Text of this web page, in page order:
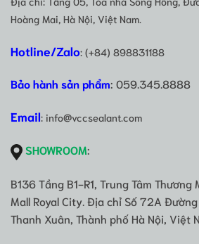
Hoàng Mai, Hà Nội, Việt Nam.
Hotline/Zalo: (+84) 898831188
Bảo hành sản phẩm: 059.345.8888
Email: info@vccsealant.com
SHOWROOM:
B136 Tầng B1-R1, Trung Tâm
Mall Royal City. Địa chỉ Số 72A
Thanh Xuân, Thành phố Hà Nội, Việt